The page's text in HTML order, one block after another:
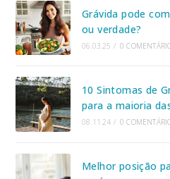
Grávida pode
ou verdade?
06.03.25 / 0
10 Sintomas de
para a maioria
08.11.24 / 0
Melhor posição